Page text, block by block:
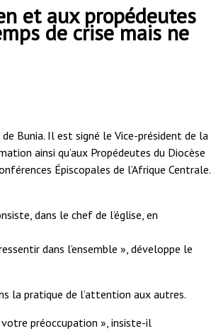
et aux propédeutes
de crise mais ne
Bunia. Il est signé le Vice-président de la
ainsi qu’aux Propédeutes du Diocèse
Épiscopales de l’Afrique Centrale.
dans le chef de l’église, en
dans l’ensemble », développe le
la pratique de l’attention aux autres.
préoccupation », insiste-il